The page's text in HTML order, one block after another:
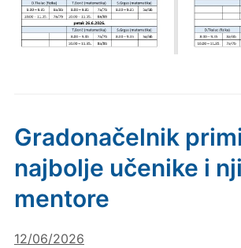
Gradonačelnik
najbolje učenike i
mentore
12/06/2026